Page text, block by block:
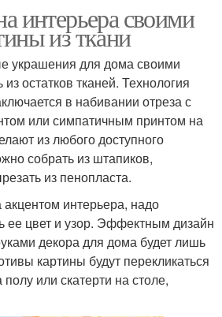
интерьера своими
из ткани
украшения для дома своими
остатков тканей. Технология
в набивании отреза с
или симпатичным принтом на
из любого доступного
собрать из штапиков,
из пенопласта.
интерьера, надо
ее цвет и узор. Эффектным дизайн
декора для дома будет лишь
картины будут перекликаться
или скатерти на столе,